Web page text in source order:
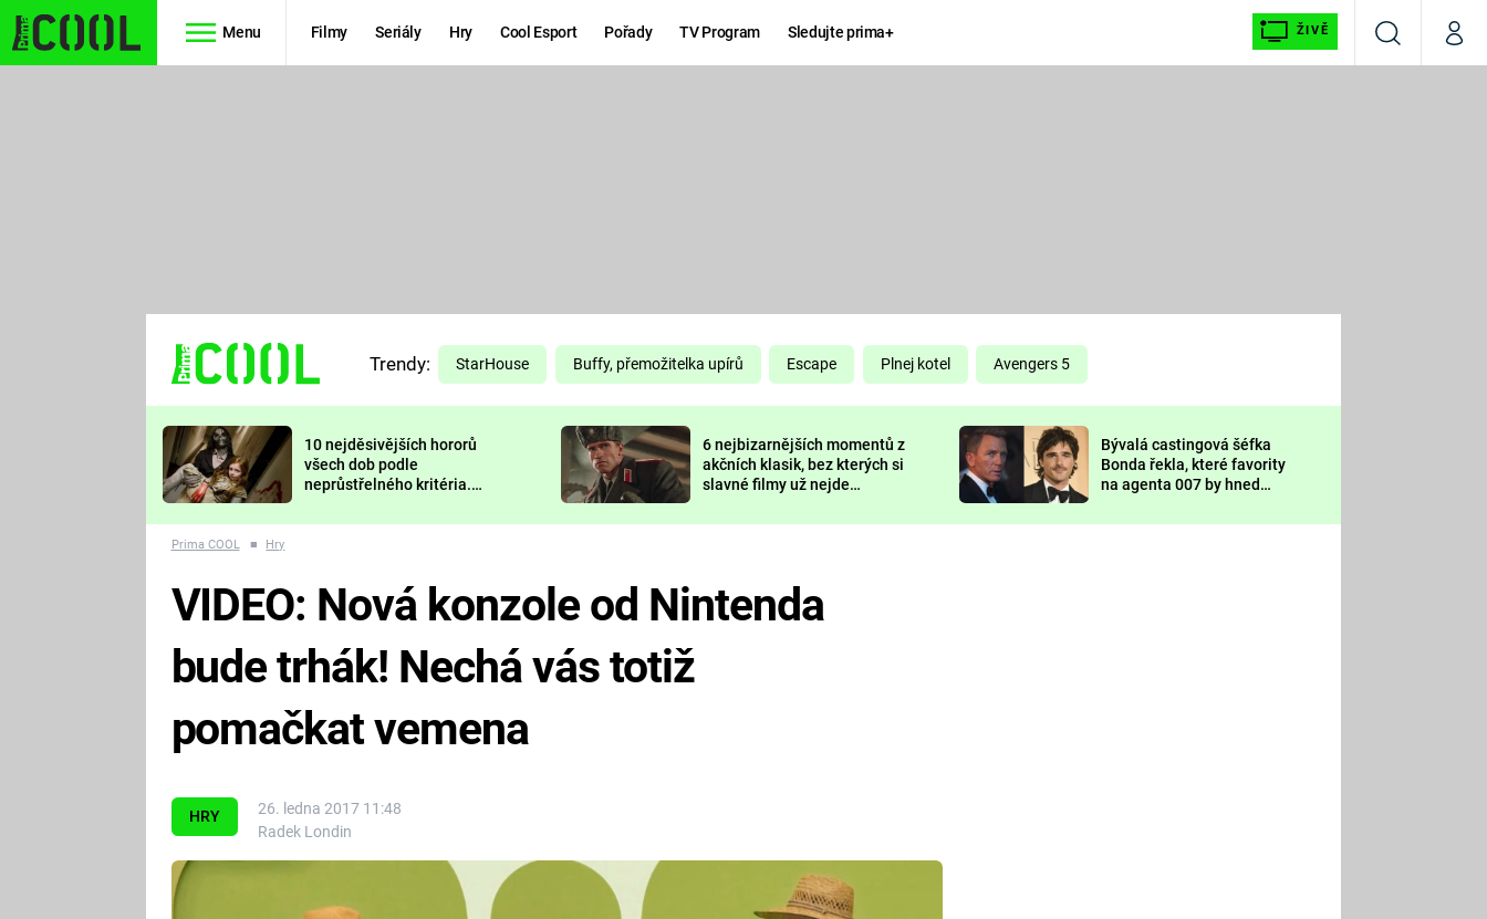
Menu Filmy Seriály Hry Cool Esport Pořady TV Program Sledujte prima+ ŽIVĚ
VyhledáváníMůj
TŘESKU
FUTURAMA
PREDÁTOR
DELIVERANCE
KOMEDIE
CHUCK
NORRIS
DEADPOOL
Prima LAJK
Sledujte nás
Trendy: StarHouse Buffy, přemožitelka upírů Escape Plnej kotel Avengers 5
10 nejděsivějších hororů
všech dob podle
neprůstřelného kritéria.
nejvíc zvednou tep?
6 nejbizarnějších momentů z
akčních klasik, bez kterých si
slavné filmy už nejde
Bývalá castingová šéfka
Bonda řekla, které favority
na agenta 007 by hned
Prima COOL ■ Hry
HRY
26. ledna 2017 11:48
Radek Londin
VIDEO: Nová konzole od Nintenda
bude trhák! Nechá vás totiž
pomačkat vemena